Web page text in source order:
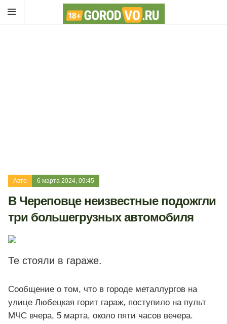
Авто 6 марта 2024, 09:45
В Череповце неизвестные подожгли
три большегрузных автомобиля
Те стояли в гараже.
Сообщение о том, что в городе металлургов на
улице Любецкая горит гараж, поступило на пульт
МЧС вчера, 5 марта, около пяти часов вечера.